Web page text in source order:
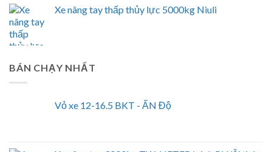
Xe nâng tay thấp thủy lực 5000kg Niuli
BÁN CHẠY NHẤT
Vỏ xe 12-16.5 BKT - ẤN Độ